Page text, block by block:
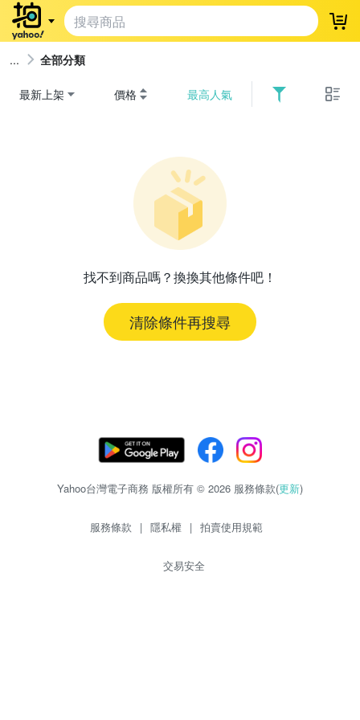
登
全部分類
最新上架 價格 最高人氣
找不到商品嗎？換換其他條件吧！
清除條件再搜尋
Yahoo台灣電子商務 版權所有 © 2026 服務條款(更新)
服務條款 | 隱私權 | 拍賣使用規範
交易安全